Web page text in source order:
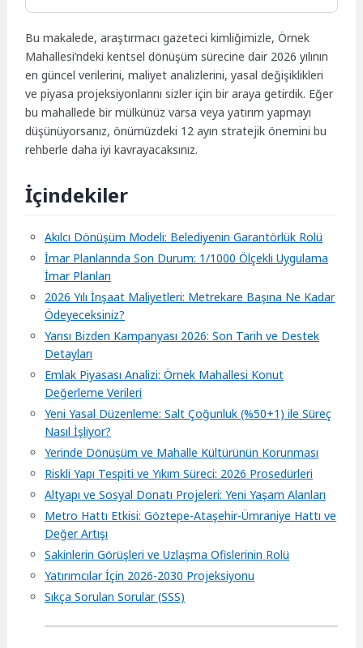
Bu makalede, araştırmacı gazeteci kimliğimizle, Örnek
Mahallesi’ndeki kentsel dönüşüm sürecine dair 2026 yılının
en güncel verilerini, maliyet analizlerini, yasal değişiklikleri
ve piyasa projeksiyonlarını sizler için bir araya getirdik. Eğer
bu mahallede bir mülkünüz varsa veya yatırım yapmayı
düşünüyorsanız, önümüzdeki 12 ayın stratejik önemini bu
rehberle daha iyi kavrayacaksınız.
İçindekiler
Akılcı Dönüşüm Modeli: Belediyenin Garantörlük Rolü
İmar Planlarında Son Durum: 1/1000 Ölçekli Uygulama
İmar Planları
2026 Yılı İnşaat Maliyetleri: Metrekare Başına Ne Kadar
Ödeyeceksiniz?
Yarısı Bizden Kampanyası 2026: Son Tarih ve Destek
Detayları
Emlak Piyasası Analizi: Örnek Mahallesi Konut
Değerleme Verileri
Yeni Yasal Düzenleme: Salt Çoğunluk (%50+1) ile Süreç
Nasıl İşliyor?
Yerinde Dönüşüm ve Mahalle Kültürünün Korunması
Riskli Yapı Tespiti ve Yıkım Süreci: 2026 Prosedürleri
Altyapı ve Sosyal Donatı Projeleri: Yeni Yaşam Alanları
Metro Hattı Etkisi: Göztepe-Ataşehir-Ümraniye Hattı ve
Değer Artışı
Sakinlerin Görüşleri ve Uzlaşma Ofislerinin Rolü
Yatırımcılar İçin 2026-2030 Projeksiyonu
Sıkça Sorulan Sorular (SSS)